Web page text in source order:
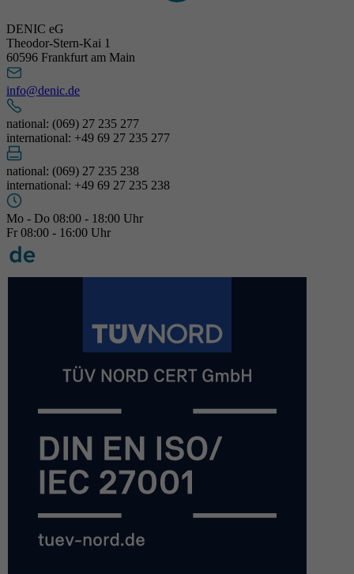
DENIC eG
Theodor-Stern-Kai 1
60596 Frankfurt am Main
info@denic.de
national: (069) 27 235 277
international: +49 69 27 235 277
national: (069) 27 235 238
international: +49 69 27 235 238
Mo - Do 08:00 - 18:00 Uhr
Fr 08:00 - 16:00 Uhr